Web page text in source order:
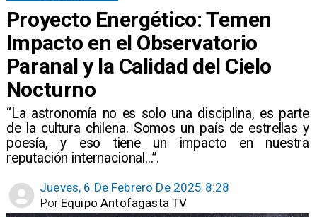
Proyecto Energético: Temen
Impacto en el Observatorio
Paranal y la Calidad del Cielo
Nocturno
​“La astronomía no es solo una disciplina, es parte
de la cultura chilena. Somos un país de estrellas y
poesía, y eso tiene un impacto en nuestra
reputación internacional...”.
Jueves, 6 De Febrero De 2025 8:28
Equipo Antofagasta TV
Por